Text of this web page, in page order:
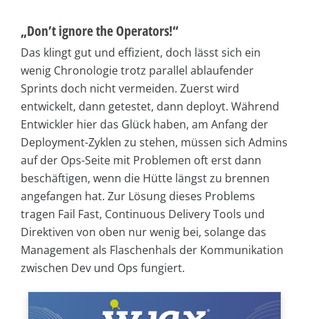
„Don’t ignore the Operators!“
Das klingt gut und effizient, doch lässt sich ein
wenig Chronologie trotz parallel ablaufender
Sprints doch nicht vermeiden. Zuerst wird
entwickelt, dann getestet, dann deployt. Während
Entwickler hier das Glück haben, am Anfang der
Deployment-Zyklen zu stehen, müssen sich Admins
auf der Ops-Seite mit Problemen oft erst dann
beschäftigen, wenn die Hütte längst zu brennen
angefangen hat. Zur Lösung dieses Problems
tragen Fail Fast, Continuous Delivery Tools und
Direktiven von oben nur wenig bei, solange das
Management als Flaschenhals der Kommunikation
zwischen Dev und Ops fungiert.